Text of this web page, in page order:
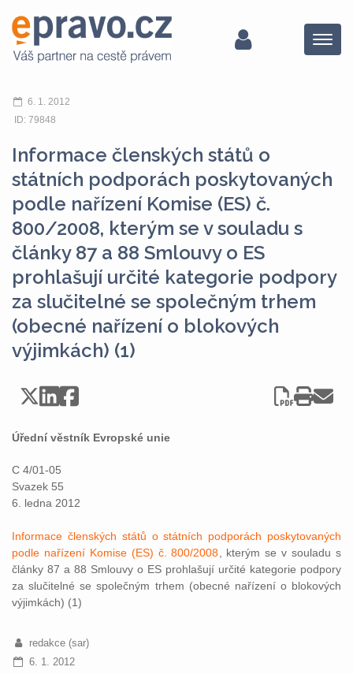
Menu
6. 1. 2012
ID: 79848
Informace členských států o
státních podporách poskytovaných
podle nařízení Komise (ES) č.
800/2008, kterým se v souladu s
články 87 a 88 Smlouvy o ES
prohlašují určité kategorie podpory
za slučitelné se společným trhem
(obecné nařízení o blokových
výjimkách) (1)
Úřední věstník Evropské unie
C 4/01-05
Svazek 55
6. ledna 2012
Informace členských států o státních podporách poskytovaných
podle nařízení Komise (ES) č. 800/2008 , kterým se v souladu s
články 87 a 88 Smlouvy o ES prohlašují určité kategorie podpory
za slučitelné se společným trhem (obecné nařízení o blokových
výjimkách) (1)
redakce (sar)
6. 1. 2012